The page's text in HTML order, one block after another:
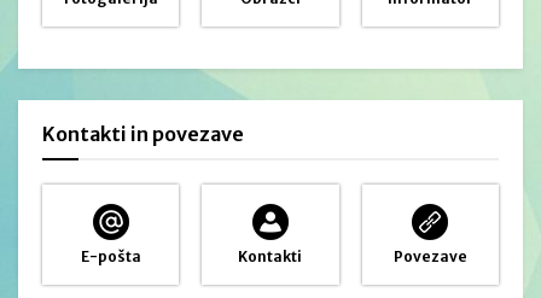
Kontakti in povezave
E-pošta Kontakti Povezave